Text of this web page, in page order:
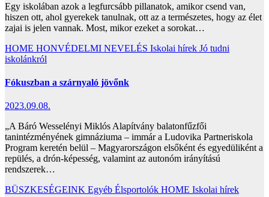
Egy iskolában azok a legfurcsább pillanatok, amikor csend van,
hiszen ott, ahol gyerekek tanulnak, ott az a természetes, hogy az élet
zajai is jelen vannak. Most, mikor ezeket a sorokat…
HOME HONVÉDELMI NEVELÉS Iskolai hírek Jó tudni
iskolánkról
Fókuszban a szárnyaló jövőnk
2023.09.08.
„A Báró Wesselényi Miklós Alapítvány balatonfűzfői
tanintézményének gimnáziuma – immár a Ludovika Partneriskola
Program keretén belül – Magyarországon elsőként és egyedüliként a
repülés, a drón-képesség, valamint az autonóm irányítású
rendszerek…
BÜSZKESÉGEINK Egyéb Élsportolók HOME Iskolai hírek